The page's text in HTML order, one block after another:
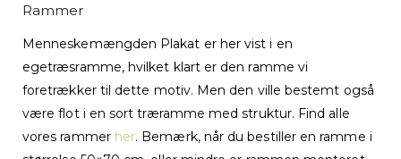
Rammer
Menneskemængden Plakat er her vist i en
egetræsramme, hvilket klart er den ramme vi
foretrækker til dette motiv. Men den ville bestemt også
være flot i en sort træramme med struktur. Find alle
vores rammer her. Bemærk, når du bestiller en ramme i